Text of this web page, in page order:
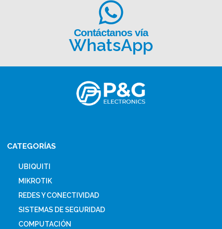
Contáctanos vía
WhatsApp
CATEGORÍAS
UBIQUITI
MIKROTIK
REDES Y CONECTIVIDAD
SISTEMAS DE SEGURIDAD
COMPUTACIÓN